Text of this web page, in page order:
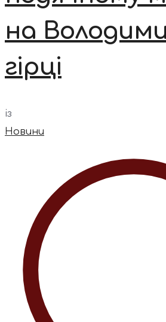
на
гірці
із
Новини